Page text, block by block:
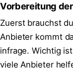
Vorbereitung
Zuerst brauchst
Anbieter kommt
infrage. Wichtig
viele Anbieter